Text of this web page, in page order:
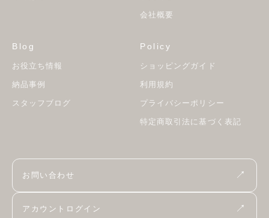
会社概要
Blog
お役立ち情報
納品事例
スタッフブログ
Policy
ショッピングガイド
利用規約
プライバシーポリシー
特定商取引法に基づく表記
お問い合わせ ↗
アカウントログイン ↗